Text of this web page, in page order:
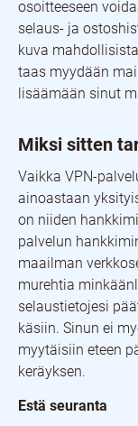
osoitteeseen
selaus- ja
kuva
taas myydään
lisäämään sinut
Miksi sitten
Vaikka VPN-
ainoastaan
on niiden
palvelun
maailman
murehtia
selaustietojesi
käsiin. Sinun ei
myytäisiin eteen
keräyksen.
Estä seuranta